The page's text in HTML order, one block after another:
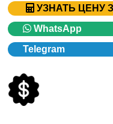
УЗНАТЬ ЦЕНУ
WhatsApp
Telegram